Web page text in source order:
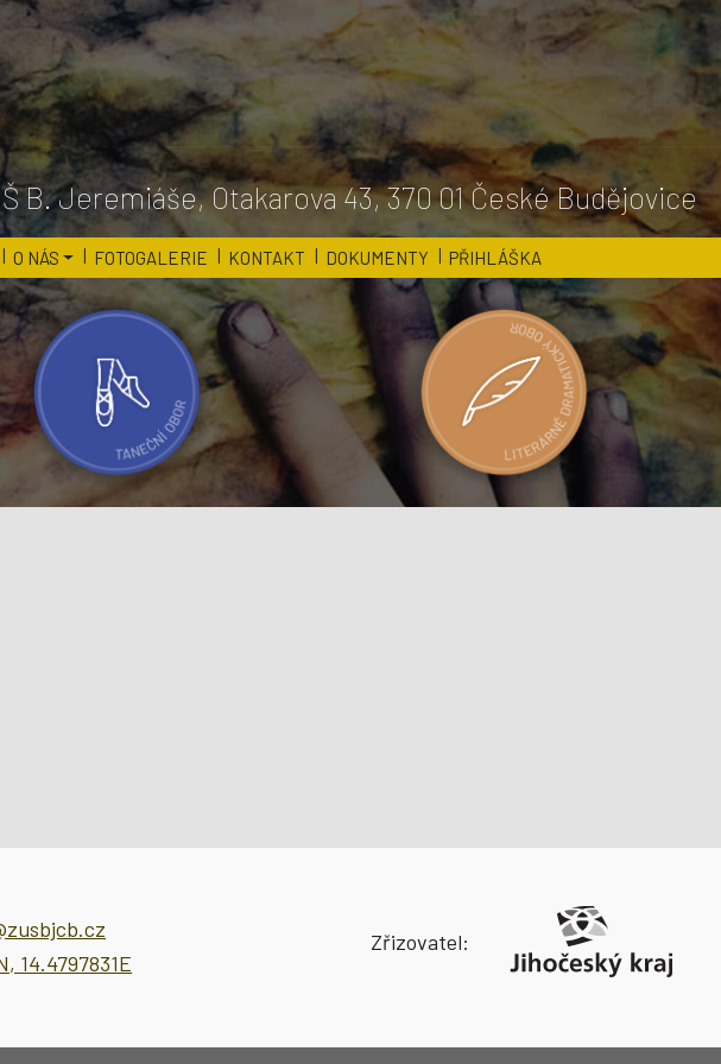
B. Jeremiáše, Otakarova 43, 370 01 České Budějovice
O NÁS FOTOGALERIE KONTAKT DOKUMENTY PŘIHLÁŠKA
14.4797831E
Zřizovatel: